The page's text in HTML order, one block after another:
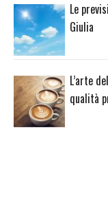
Le
Giulia
L’arte
qualità